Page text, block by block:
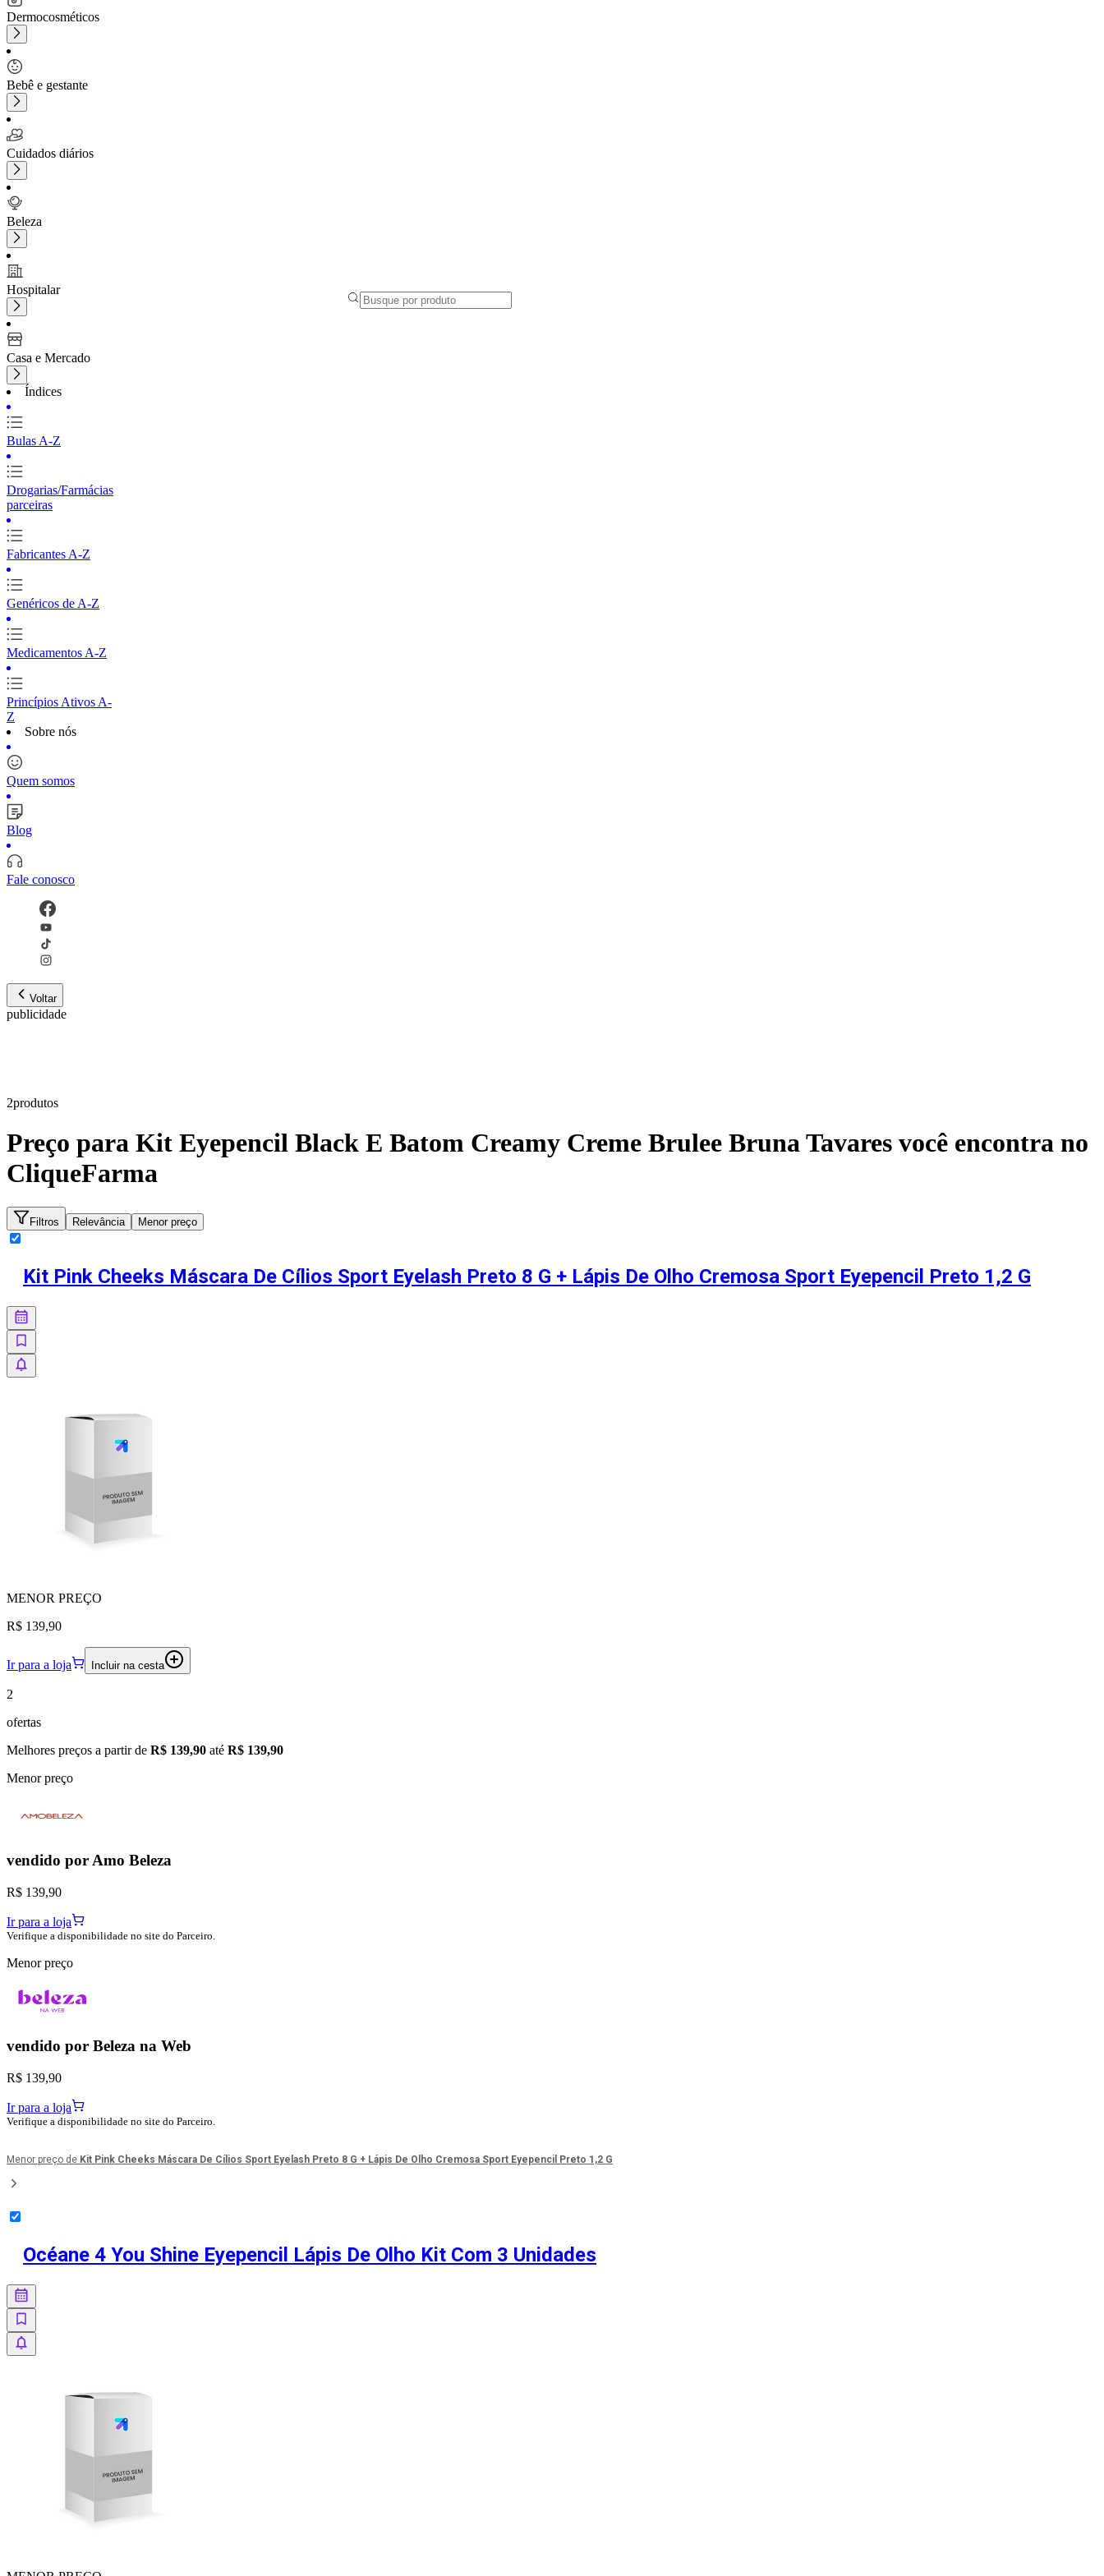
Dermocosméticos
Bebê e gestante
Cuidados diários
Beleza
Hospitalar
Casa e Mercado
Índices
Bulas A-Z
Drogarias/Farmácias
parceiras
Fabricantes A-Z
Genéricos de A-Z
Medicamentos A-Z
Princípios Ativos A-
Z
Sobre nós
Quem somos
Blog
Fale conosco
Voltar
publicidade
2produtos
Preço para Kit Eyepencil Black E Batom Creamy Creme Brulee Bruna Tavares você encontra no
CliqueFarma
Filtros Relevância Menor preço
Kit Pink Cheeks Máscara De Cílios Sport Eyelash Preto 8 G + Lápis De Olho Cremosa Sport Eyepencil Preto 1,2 G
MENOR PREÇO
R$ 139,90
Ir para a loja Incluir na cesta
2
ofertas
Melhores preços a partir de R$ 139,90 até R$ 139,90
Menor preço
vendido porAmo Beleza
R$ 139,90
Ir para a loja
Verifique a disponibilidade no site do Parceiro.
Menor preço
vendido por Beleza na Web
R$ 139,90
Ir para a loja
Verifique a disponibilidade no site do Parceiro.
Menor preço de Kit Pink Cheeks Máscara De Cílios Sport Eyelash Preto 8 G + Lápis De Olho Cremosa Sport Eyepencil Preto 1,2 G
Océane 4 You Shine Eyepencil Lápis De Olho Kit Com 3 Unidades